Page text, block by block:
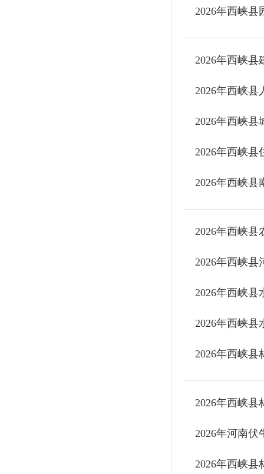
​2026年西峡县
​2026年西峡县
​2026年西峡县
​2026年西峡县
​2026年西峡县
2026年西峡县
​2026年西峡县
​2026年西峡
​2026年西峡县
​2026年西峡县
​2026年西峡县
​2026年西峡县
​2026年河南
​2026年西峡县